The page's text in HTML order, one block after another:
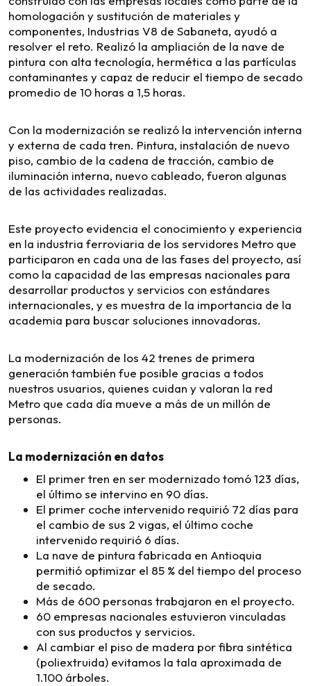
homologación y sustitución de materiales y
componentes, Industrias V8 de Sabaneta, ayudó a
resolver el reto. Realizó la ampliación de la nave de
pintura con alta tecnología, hermética a las partículas
contaminantes y capaz de reducir el tiempo de secado
promedio de 10 horas a 1,5 horas.
Con la modernización se realizó la intervención interna
y externa de cada tren. Pintura, instalación de nuevo
piso, cambio de la cadena de tracción, cambio de
iluminación interna, nuevo cableado, fueron algunas
de las actividades realizadas.
Este proyecto evidencia el conocimiento y experiencia
en la industria ferroviaria de los servidores Metro que
participaron en cada una de las fases del proyecto, así
como la capacidad de las empresas nacionales para
desarrollar productos y servicios con estándares
internacionales, y es muestra de la importancia de la
academia para buscar soluciones innovadoras.
La modernización de los 42 trenes de primera
generación también fue posible gracias a todos
nuestros usuarios, quienes cuidan y valoran la red
Metro que cada día mueve a más de un millón de
personas.
La modernización en datos
El primer tren en ser modernizado tomó 123 días,
el último se intervino en 90 días.
El primer coche intervenido requirió 72 días para
el cambio de sus 2 vigas, el último coche
intervenido requirió 6 días.
La nave de pintura fabricada en Antioquia
permitió optimizar el 85 % del tiempo del proceso
de secado.
Más de 600 personas trabajaron en el proyecto.
60 empresas nacionales estuvieron vinculadas
con sus productos y servicios.
Al cambiar el piso de madera por fibra sintética
(poliextruida) evitamos la tala aproximada de
1.100 árboles.